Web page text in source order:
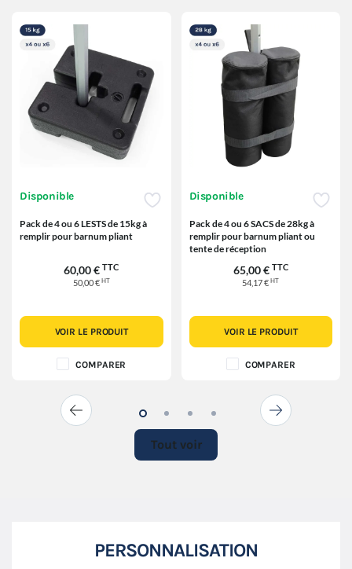
Disponible
Pack de 4 ou 6 LESTS de 15kg à
remplir pour barnum pliant
60,00 € TTC
50,00 € HT
VOIR LE PRODUIT
COMPARER
Disponible
Pack de 4 ou 6 SACS de 28kg à
remplir pour barnum pliant ou
tente de réception
65,00 € TTC
54,17 €HT
VOIR LE PRODUIT
COMPARER
Tout voir
PERSONNALISATION